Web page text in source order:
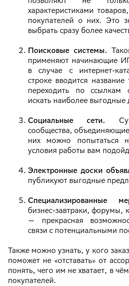
характеристиками
покупателей о них. Это
выбрать сразу более
Поисковые системы.
применяют начинающие
в случае с интернет-
строке вводится
переходить по ссылкам
искать наиболее
Социальные сети.
сообщества,
них можно попытаться
условия работы вам
Электронные доски
публикуют выгодные
Специализированные
бизнес-завтраки, форумы,
— прекрасная
связи с потенциальными
Также можно узнать, у кого
поможет не «отставать» от
понять, чего им не хватает, в
покупателей.